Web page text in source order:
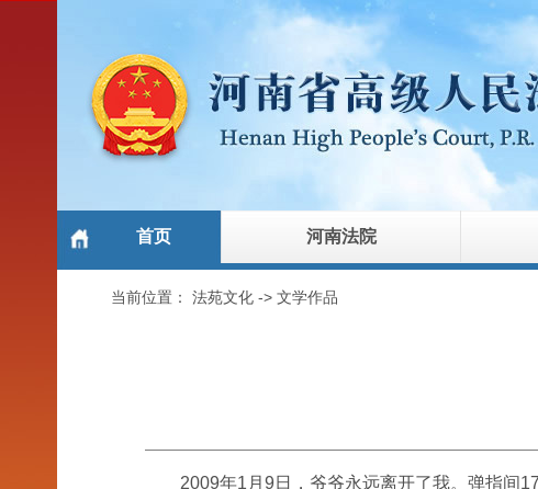
首页 河南法院
当前位置： 法苑文化-> 文学作品
2009年1月9日，爷爷永远离开了我。弹指间